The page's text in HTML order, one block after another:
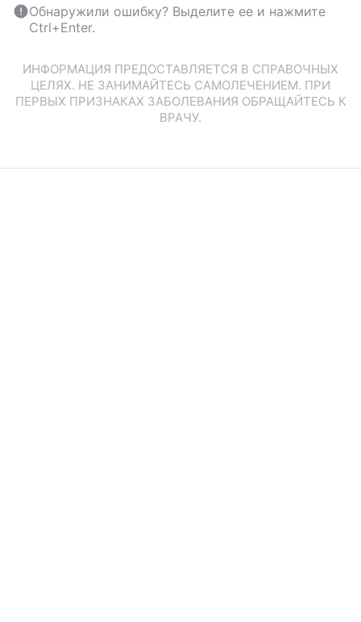
Обнаружили ошибку? Выделите ее и нажмите
Ctrl+Enter.
ИНФОРМАЦИЯ ПРЕДОСТАВЛЯЕТСЯ В СПРАВОЧНЫХ
ЦЕЛЯХ. НЕ ЗАНИМАЙТЕСЬ САМОЛЕЧЕНИЕМ. ПРИ
ПЕРВЫХ ПРИЗНАКАХ ЗАБОЛЕВАНИЯ ОБРАЩАЙТЕСЬ К
ВРАЧУ.